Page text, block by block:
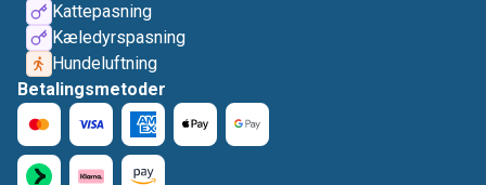
Kattepasning
Kæledyrspasning
Hundeluftning
Betalingsmetoder